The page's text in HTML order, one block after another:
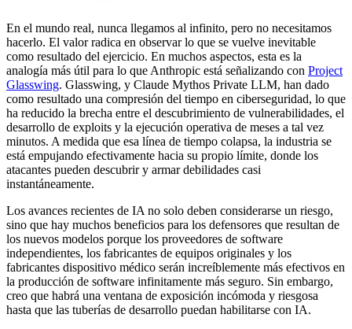
En el mundo real, nunca llegamos al infinito, pero no necesitamos
hacerlo. El valor radica en observar lo que se vuelve inevitable
como resultado del ejercicio. En muchos aspectos, esta es la
analogía más útil para lo que Anthropic está señalizando con Project
Glasswing. Glasswing, y Claude Mythos Private LLM, han dado
como resultado una compresión del tiempo en ciberseguridad, lo que
ha reducido la brecha entre el descubrimiento de vulnerabilidades, el
desarrollo de exploits y la ejecución operativa de meses a tal vez
minutos. A medida que esa línea de tiempo colapsa, la industria se
está empujando efectivamente hacia su propio límite, donde los
atacantes pueden descubrir y armar debilidades casi
instantáneamente.
Los avances recientes de IA no solo deben considerarse un riesgo,
sino que hay muchos beneficios para los defensores que resultan de
los nuevos modelos porque los proveedores de software
independientes, los fabricantes de equipos originales y los
fabricantes dispositivo médico serán increíblemente más efectivos en
la producción de software infinitamente más seguro. Sin embargo,
creo que habrá una ventana de exposición incómoda y riesgosa
hasta que las tuberías de desarrollo puedan habilitarse con IA.